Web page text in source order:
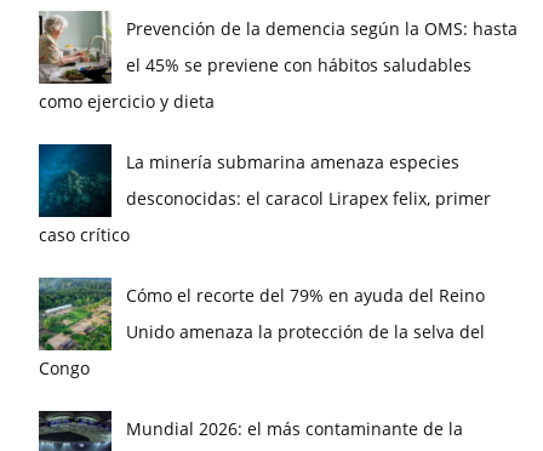
Prevención de la demencia según la OMS: hasta
el 45% se previene con hábitos saludables
como ejercicio y dieta
La minería submarina amenaza especies
desconocidas: el caracol Lirapex felix, primer
caso crítico
Cómo el recorte del 79% en ayuda del Reino
Unido amenaza la protección de la selva del
Congo
Mundial 2026: el más contaminante de la